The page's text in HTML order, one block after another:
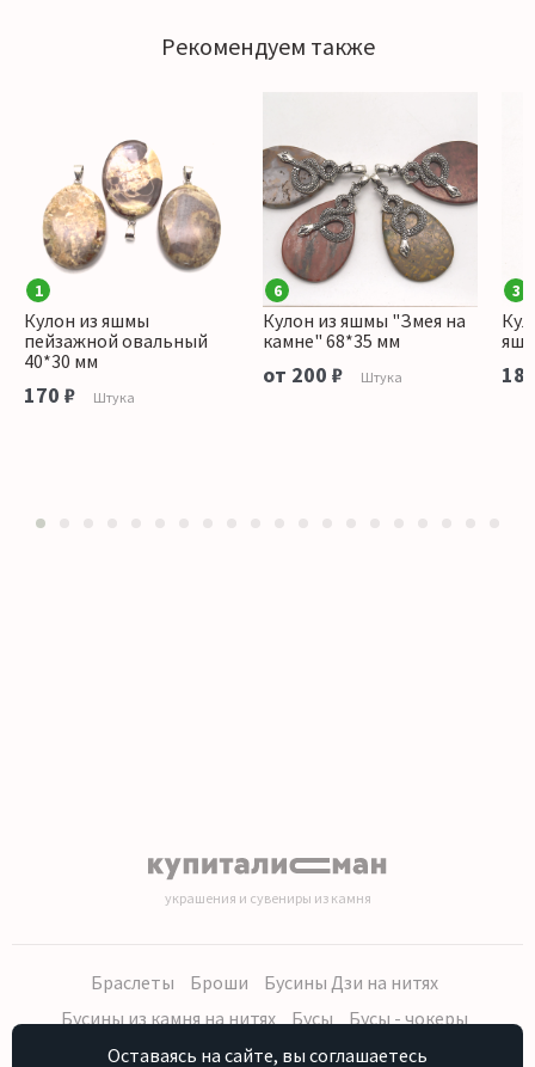
Рекомендуем также
1
Кулон из яшмы
пейзажной овальный
40*30 мм
170 ₽ Штука
6
Кулон из яшмы "Змея на
камне" 68*35 мм
от 200 ₽ Штука
3
украшения и сувениры из камня
Браслеты Броши
Бусины Дзи на нитях
Бусины из камня на нитях
Бусы
Бусы - чокеры
Кольца, серьги
Кулоны Наборы (бусы, браслет, серьги)
Оставаясь на сайте, вы соглашаетесь